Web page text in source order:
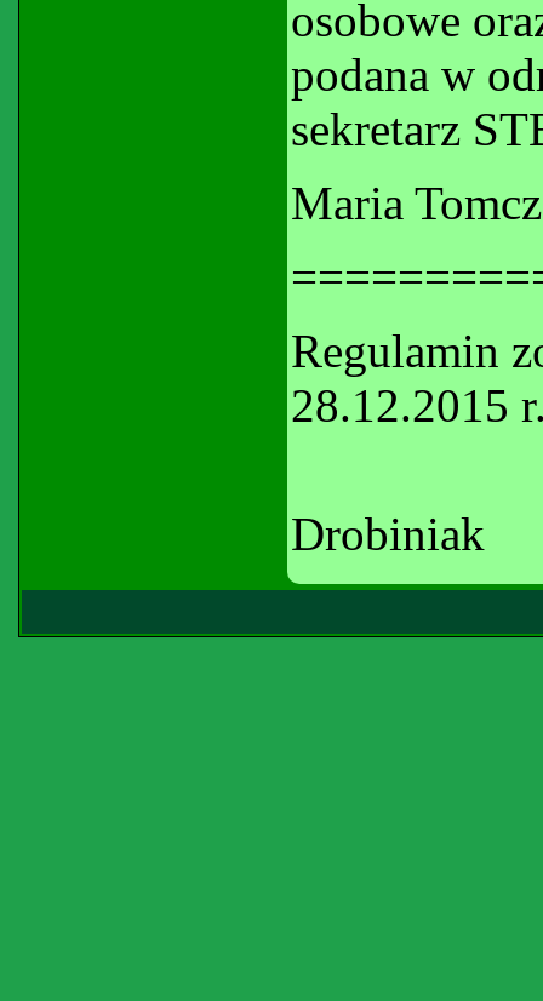
osobowe
podana w
sekretarz
Maria
Regulamin
28.12.2015
Drobiniak